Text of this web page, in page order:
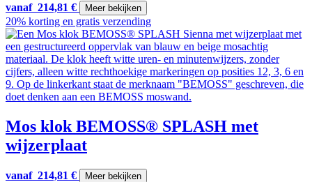
vanaf 214,81 € Meer bekijken
20% korting en gratis verzending
Mos klok BEMOSS® SPLASH met
wijzerplaat
vanaf 214,81 € Meer bekijken